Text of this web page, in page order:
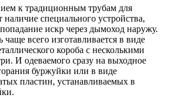
к традиционным трубам для
специального устройства,
искр через дымоход наружу.
чаще всего изготавливается в виде
короба с несколькими
И одеваемого сразу на выходное
буржуйки или в виде
пластин, устанавливаемых в